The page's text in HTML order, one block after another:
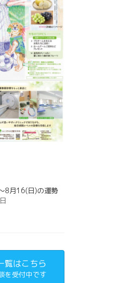
8月16(日)の運勢
覧はこちら
を受付中です